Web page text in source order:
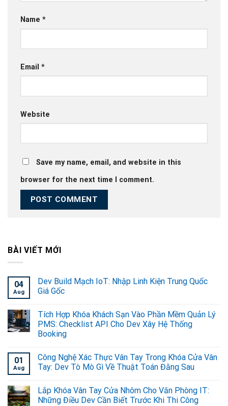
BÀI VIẾT MỚI
04
Aug
Dev Build Mạch IoT: Nhập Linh Kiện Trung Quốc
Giá Gốc
Tích Hợp Khóa Khách Sạn Vào Phần Mềm Quản Lý
PMS: Checklist API Cho Dev Xây Hệ Thống
Booking
01
Aug
Công Nghệ Xác Thực Vân Tay Trong Khóa Cửa Vân
Tay: Dev Tò Mò Gì Về Thuật Toán Đằng Sau
Lắp Khóa Vân Tay Cửa Nhôm Cho Văn Phòng IT:
Những Điều Dev Cần Biết Trước Khi Thi Công
Name *
Email *
Website
Save my name, email, and website in this
browser for the next time I comment.